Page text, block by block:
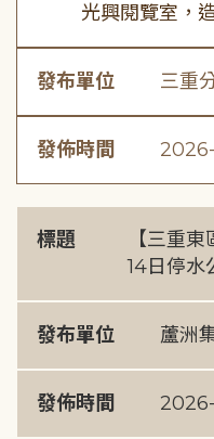
光興閱覽室，
發布單位 三重
發佈時間
標題
【三重
14日停水
發布單位 蘆洲
發佈時間